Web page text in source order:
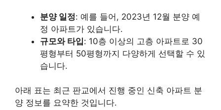
분양 일정: 예를 들어, 2023년 12월 분양 예
정 아파트가 있습니다.
규모와 타입: 10층 이상의 고층 아파트로 30
평형부터 50평형까지 다양하게 선택할 수 있
습니다.
아래 표는 최근 판교에서 진행 중인 신축 아파트 분
양 정보를 요약한 것입니다.